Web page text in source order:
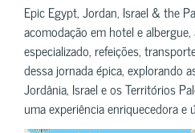
Epic Egypt, Jordan, Israel & the
acomodação em hotel e
especializado, refeições,
dessa jornada épica, explorando
Jordânia, Israel e os Territórios
uma experiência enriquecedora e